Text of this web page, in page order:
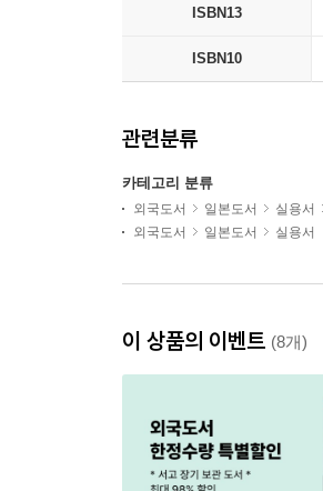
ISBN13
ISBN10
관련분류
카테고리 분류
외국도서 일본도서 실용서
외국도서
일본도서 실용서
이 상품의 이벤트 (8개)